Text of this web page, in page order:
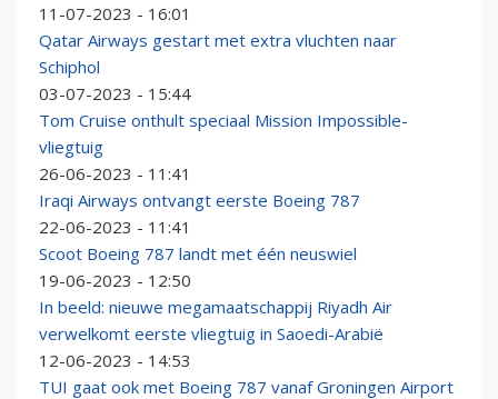
11-07-2023 - 16:01
Qatar Airways gestart met extra vluchten naar
Schiphol
03-07-2023 - 15:44
Tom Cruise onthult speciaal Mission Impossible-
vliegtuig
26-06-2023 - 11:41
Iraqi Airways ontvangt eerste Boeing 787
22-06-2023 - 11:41
Scoot Boeing 787 landt met één neuswiel
19-06-2023 - 12:50
In beeld: nieuwe megamaatschappij Riyadh Air
verwelkomt eerste vliegtuig in Saoedi-Arabië
12-06-2023 - 14:53
TUI gaat ook met Boeing 787 vanaf Groningen Airport